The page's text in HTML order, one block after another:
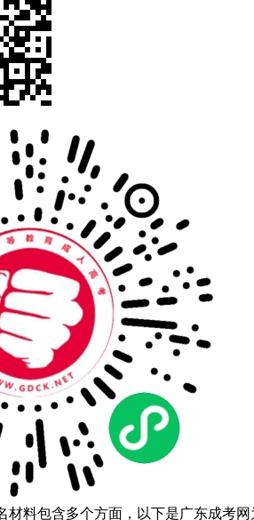
材料包含多个方面，以下是广东成考网